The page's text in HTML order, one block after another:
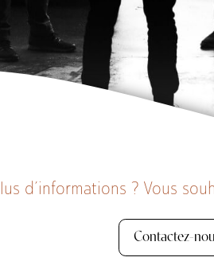
d’informations ? Vous
Contactez-